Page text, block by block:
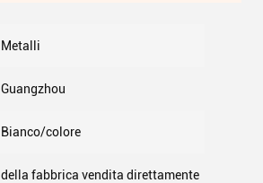
Metalli
Guangzhou
Bianco/colore
della fabbrica vendita direttamente